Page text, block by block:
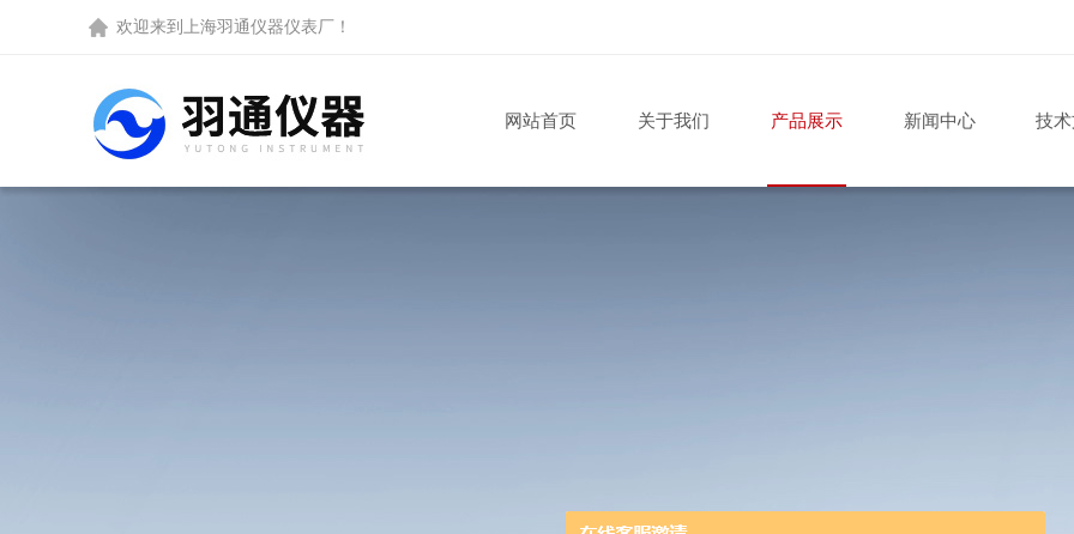
欢迎来到 上海羽通仪器仪表厂 ！
网站首页 关于我们 产品展示 新闻中心 技